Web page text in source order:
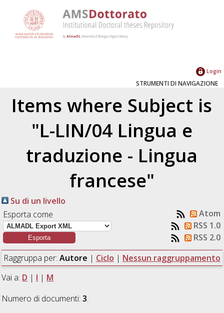
Login
STRUMENTI DI NAVIGAZIONE
Items where Subject is
"L-LIN/04 Lingua e
traduzione - Lingua
francese"
Su di un livello
Esporta come
Atom
RSS 1.0
RSS 2.0
Raggruppa per: Autore | Ciclo | Nessun raggruppamento
Vai a: D | I | M
Numero di documenti:3.